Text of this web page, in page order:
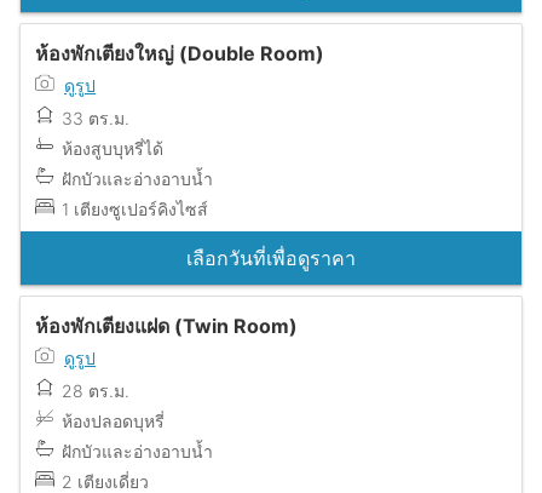
ห้องพักเตียงใหญ่ (Double Room)
ดูรูป
33 ตร.ม.
ห้องสูบบุหรี่ได้
ฝักบัวและอ่างอาบน้ำ
1 เตียงซูเปอร์คิงไซส์
เลือกวันที่เพื่อดูราคา
ห้องพักเตียงแฝด (Twin Room)
ดูรูป
28 ตร.ม.
ห้องปลอดบุหรี่
ฝักบัวและอ่างอาบน้ำ
2 เตียงเดี่ยว